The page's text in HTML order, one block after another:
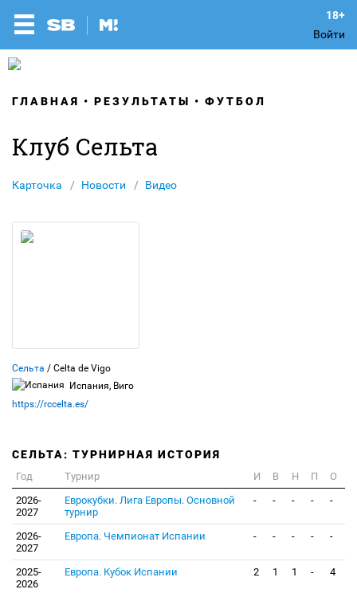
Войти
ГЛАВНАЯ РЕЗУЛЬТАТЫ ФУТБОЛ
Клуб Сельта
Карточка Новости Видео
Сельта / Celta de Vigo
Испания, Виго
https://rccelta.es/
СЕЛЬТА: ТУРНИРНАЯ ИСТОРИЯ
Год Турнир И В Н П
О
2026-
2027
Еврокубки. Лига Европы. Основной
турнир
- - - - -
2026-
2027
Европа. Чемпионат Испании - - - - -
2025-
2026
Европа. Кубок Испании 2 1 1 - 4